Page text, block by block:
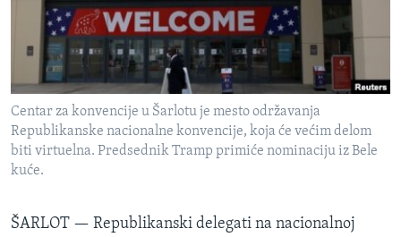
SPORT
INTERVJU
Centar za konvencije u Šarlotu je mesto održavanja
Republikanske nacionalne konvencije, koja će većim delom
biti virtuelna. Predsednik Tramp primiće nominaciju iz Bele
kuće.
ŠARLOT — Republikanski delegati na nacionalnoj